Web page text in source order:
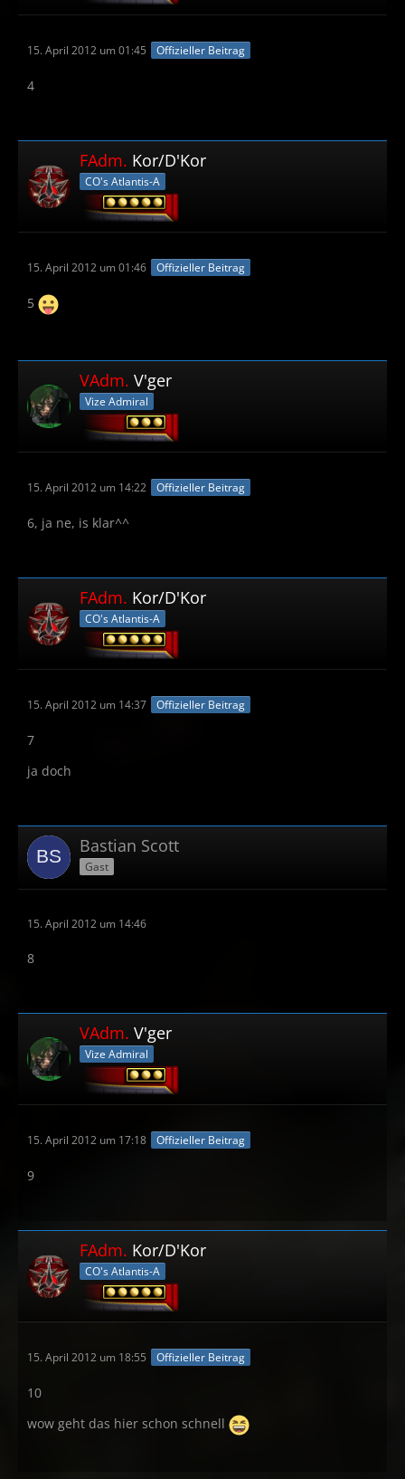
15. April 2012 um 01:45 Offizieller Beitrag
4
FAdm. Kor/D'Kor
CO's Atlantis-A
15. April 2012 um 01:46 Offizieller Beitrag
5
VAdm. V'ger
Vize Admiral
15. April 2012 um 14:22 Offizieller Beitrag
6, ja ne, is klar^^
FAdm. Kor/D'Kor
CO's Atlantis-A
15. April 2012 um 14:37 Offizieller Beitrag
7
ja doch
Bastian Scott
Gast
15. April 2012 um 14:46
8
VAdm. V'ger
Vize Admiral
15. April 2012 um 17:18 Offizieller Beitrag
9
FAdm. Kor/D'Kor
CO's Atlantis-A
15. April 2012 um 18:55 Offizieller Beitrag
10
wow geht das hier schon schnell